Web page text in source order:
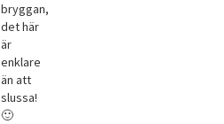
bryggan,
det här
är
enklare
än att
slussa!
🙂